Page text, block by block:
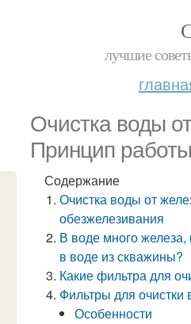
лучшие
Очистка воды
Принцип
Содержание
Очистка воды от
обезжелезивания
В воде много железа,
в воде из скважины?
Какие фильтра для
Фильтры для
Особенности